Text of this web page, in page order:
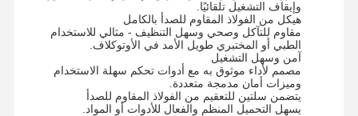
غسالة ومطهر أوتوماتيكية
معدات CSSD
معدات معالجة المياه
وإيقاف التشغيل تلقائيًا.
هيكل من الفولاذ المقاوم للصدأ بالكامل
مقاوم للتآكل وصحي وسهل التنظيف - مثالي للاستخدام
الطبي أو المختبري طويل الأمد في الأوتوكلاف.
آمن وسهل التشغيل
مصمم لأداء موثوق به مع أدوات تحكم سهلة الاستخدام
وميزات أمان مدمجة متعددة.
يتضمن سلتين للتعقيم من الفولاذ المقاوم للصدأ
يسهل التحميل المنظم والفعال للأدوات أو المواد.